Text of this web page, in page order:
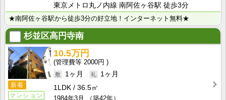
東京メトロ丸ノ内線 南阿佐ヶ谷駅 徒歩3分
★南阿佐ヶ谷駅から徒歩3分の好立地！インターネット無料★
杉並区高円寺南
新着
マンション
10.5万円
2000円
1ヶ月
1ヶ月
1LDK
36.5㎡
1984年3月
（築42年）